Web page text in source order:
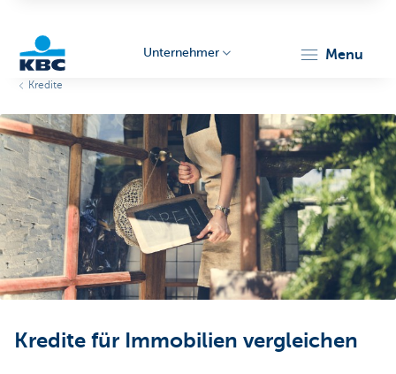
Unternehmer
Unternehmer menu
Kredite
Kredite für Immobilien vergleichen